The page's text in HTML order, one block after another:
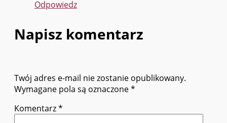
Odpowiedz
Napisz komentarz
Twój adres e-mail nie zostanie opublikowany.
Wymagane pola są oznaczone*
Komentarz*